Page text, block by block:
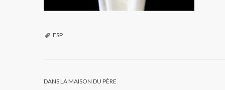
FSP
DANS LA MAISON DU PÈRE